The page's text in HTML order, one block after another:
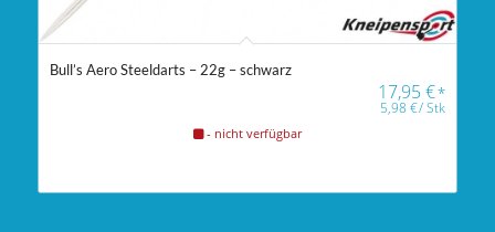
Bull’s Aero Steeldarts – 22g – schwarz
17,95€*
5,98€/Stk
- nicht verfügbar